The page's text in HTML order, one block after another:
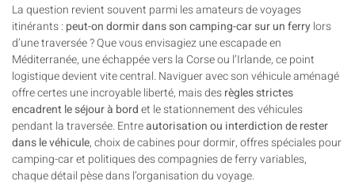
La question revient souvent parmi les amateurs de voyages
itinérants : peut-on dormir dans son camping-car sur un ferrylors
d’une traversée ? Que vous envisagiez une escapade en
Méditerranée, une échappée vers la Corse ou l’Irlande, ce point
logistique devient vite central. Naviguer avec son véhicule aménagé
offre certes une incroyable liberté, mais desrègles strictes
encadrent le séjour à bordet le stationnement des véhicules
pendant la traversée. Entreautorisation ou interdiction de rester
dans le véhicule, choix de cabines pour dormir, offres spéciales pour
camping-car et politiques des compagnies de ferry variables,
chaque détail pèse dans l’organisation du voyage.